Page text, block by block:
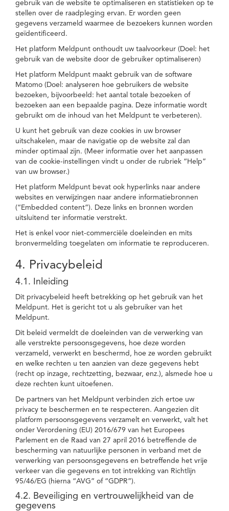
gebruik van de website te optimaliseren en statistieken op te
stellen over de raadpleging ervan. Er worden geen
gegevens verzameld waarmee de bezoekers kunnen worden
geïdentificeerd.
Het platform Meldpunt onthoudt uw taalvoorkeur (Doel: het
gebruik van de website door de gebruiker optimaliseren)
Het platform Meldpunt maakt gebruik van de software
Matomo (Doel: analyseren hoe gebruikers de website
bezoeken, bijvoorbeeld: het aantal totale bezoeken of
bezoeken aan een bepaalde pagina. Deze informatie wordt
gebruikt om de inhoud van het Meldpunt te verbeteren).
U kunt het gebruik van deze cookies in uw browser
uitschakelen, maar de navigatie op de website zal dan
minder optimaal zijn. (Meer informatie over het aanpassen
van de cookie-instellingen vindt u onder de rubriek “Help”
van uw browser.)
Het platform Meldpunt bevat ook hyperlinks naar andere
websites en verwijzingen naar andere informatiebronnen
(“Embedded content”). Deze links en bronnen worden
uitsluitend ter informatie verstrekt.
Het is enkel voor niet-commerciële doeleinden en mits
bronvermelding toegelaten om informatie te reproduceren.
4. Privacybeleid
4.1. Inleiding
Dit privacybeleid heeft betrekking op het gebruik van het
Meldpunt. Het is gericht tot u als gebruiker van het
Meldpunt.
Dit beleid vermeldt de doeleinden van de verwerking van
alle verstrekte persoonsgegevens, hoe deze worden
verzameld, verwerkt en beschermd, hoe ze worden gebruikt
en welke rechten u ten aanzien van deze gegevens hebt
(recht op inzage, rechtzetting, bezwaar, enz.), alsmede hoe u
deze rechten kunt uitoefenen.
De partners van het Meldpunt verbinden zich ertoe uw
privacy te beschermen en te respecteren. Aangezien dit
platform persoonsgegevens verzamelt en verwerkt, valt het
onder Verordening (EU) 2016/679 van het Europees
Parlement en de Raad van 27 april 2016 betreffende de
bescherming van natuurlijke personen in verband met de
verwerking van persoonsgegevens en betreffende het vrije
verkeer van die gegevens en tot intrekking van Richtlijn
95/46/EG (hierna “AVG” of “GDPR”).
4.2. Beveiliging en vertrouwelijkheid van de
gegevens